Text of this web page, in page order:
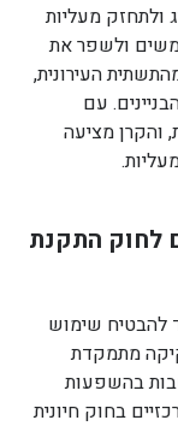
ולתחזק מעליות
ולשפר את
העירונית,
עם
והקרן מציעה
לחוק התקנת
להבטיח שימוש
מתמקדת
בהשפעות
בחוק חיונית